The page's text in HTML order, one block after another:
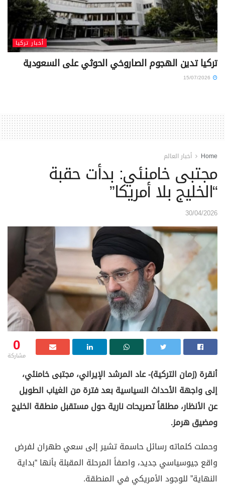
أخبار تركيا
تركيا تدين الهجوم الصاروخي الحوثي على السعودية
Home أخبار العالم
مجتبى خامنئي: بدأت حقبة
“الخليج بلا أمريكا”
30/04/2026
0
مشاركة
أنقرة (زمان التركية)- عاد المرشد الإيراني، مجتبى خامنئي،
إلى واجهة الأحداث السياسية بعد فترة من الغياب الطويل
عن الأنظار، مطلقاً تصريحات نارية حول مستقبل منطقة الخليج
ومضيق هرمز.
وحملت كلماته رسائل حاسمة تشير إلى سعي طهران لفرض
واقع جيوسياسي جديد، واصفاً المرحلة المقبلة بأنها “بداية
النهاية” للوجود الأمريكي في المنطقة.